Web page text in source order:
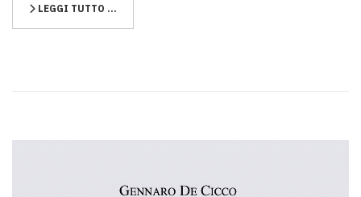
LEGGI TUTTO …